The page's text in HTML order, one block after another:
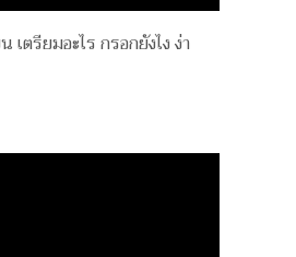
เตรียมอะไร กรอกยังไง ง่า